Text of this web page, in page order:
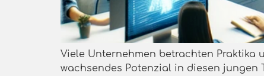
Viele Unternehmen betrachten Praktika
wachsendes Potenzial in diesen jungen